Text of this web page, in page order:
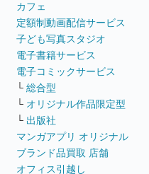
カフェ
定額制動画配信サービス
子ども写真スタジオ
電子書籍サービス
電子コミックサービス
└ 総合型
└ オリジナル作品限定型
└ 出版社
マンガアプリ オリジナル
ブランド品買取 店舗
オフィス引越し